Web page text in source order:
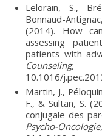
Lelorain, S.,
Bonnaud-
(2014). How
assessing
patients with
Counseling,
10.1016/
Martin, J.,
F., & Sultan, S.
conjugale des
Psycho-